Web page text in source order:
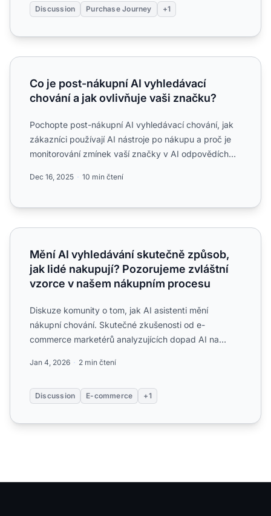
Discussion Purchase Journey +1
Co je post-nákupní AI vyhledávací chování a jak ovlivňuje
Co je post-nákupní AI vyhledávací
chování a jak ovlivňuje vaši značku?
Pochopte post-nákupní AI vyhledávací chování, jak
zákazníci používají AI nástroje po nákupu a proč je
monitorování zmínek vaší značky v AI odpovědích
Dec 16, 2025 10 min čtení
Mění AI vyhledávání skutečně způsob, jak lidé nakupují?
Mění AI vyhledávání skutečně způsob,
jak lidé nakupují? Pozorujeme zvláštní
vzorce v našem nákupním procesu
Diskuze komunity o tom, jak AI asistenti mění
nákupní chování. Skutečné zkušenosti od e-
commerce marketérů analyzujících dopad AI na
Jan 4, 2026 2 min čtení
Discussion E-commerce +1